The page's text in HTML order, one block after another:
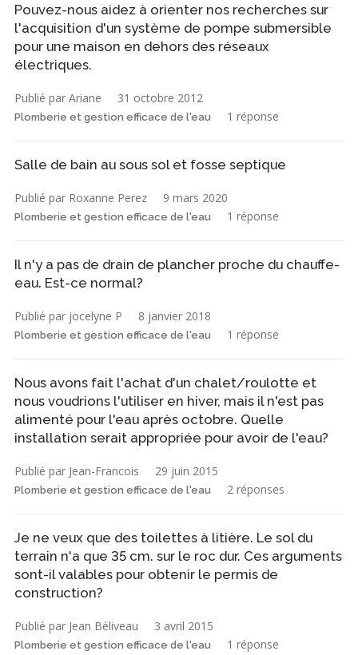
Pouvez-nous aidez à orienter nos recherches sur
l'acquisition d'un système de pompe submersible
pour une maison en dehors des réseaux
électriques.
Publié par Ariane 31 octobre 2012
Plomberie et gestion efficace de l'eau 1 réponse
Salle de bain au sous sol et fosse septique
Publié par Roxanne Perez 9 mars 2020
Plomberie et gestion efficace de l'eau 1 réponse
Il n'y a pas de drain de plancher proche du chauffe-
eau. Est-ce normal?
Publié par jocelyne P 8 janvier 2018
Plomberie et gestion efficace de l'eau 1 réponse
Nous avons fait l'achat d'un chalet/roulotte et
nous voudrions l'utiliser en hiver, mais il n'est pas
alimenté pour l'eau après octobre. Quelle
installation serait appropriée pour avoir de l'eau?
Publié par Jean-Francois 29 juin 2015
Plomberie et gestion efficace de l'eau 2 réponses
Je ne veux que des toilettes à litière. Le sol du
terrain n'a que 35 cm. sur le roc dur. Ces arguments
sont-il valables pour obtenir le permis de
construction?
Publié par Jean Béliveau 3 avril 2015
Plomberie et gestion efficace de l'eau 1 réponse